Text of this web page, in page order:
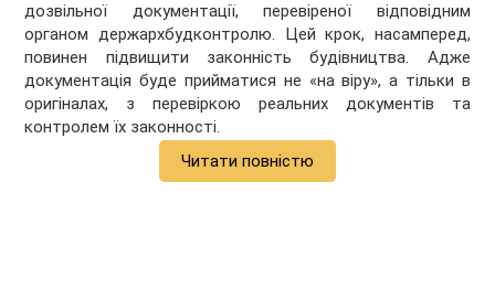
дозвільної документації, перевіреної відповідним
органом держархбудконтролю. Цей крок, насамперед,
повинен підвищити законність будівництва. Адже
документація буде прийматися не «на віру», а тільки в
оригіналах, з перевіркою реальних документів та
контролем їх законності.
Читати повністю